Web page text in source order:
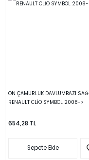
ÖN ÇAMURLUK DAVLUMBAZI SAĞ
RENAULT CLİO SYMBOL 2008->
654,28 TL
Sepete Ekle